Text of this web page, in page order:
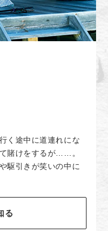
く途中に道連れにな
賭けをするが……。
駆引きが笑いの中に
る